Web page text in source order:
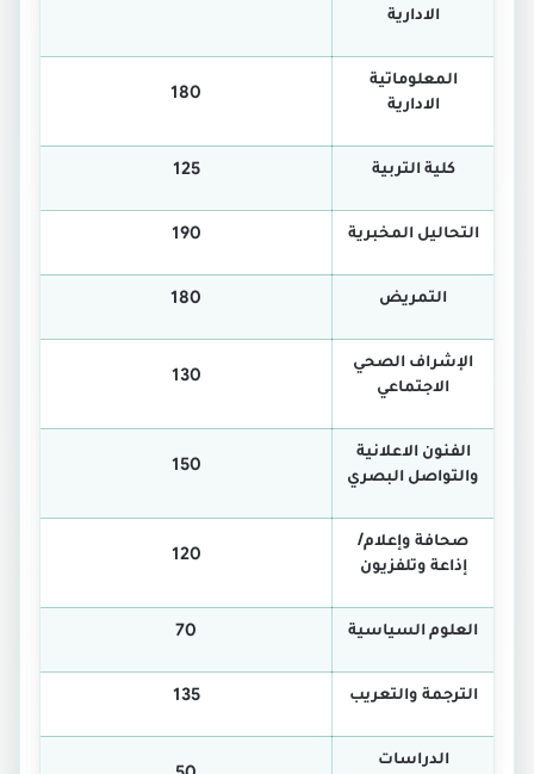
الادارية
المعلوماتية
الادارية
180
كلية التربية 125
التحاليل المخبرية 190
التمريض 180
الإشراف الصحي
الاجتماعي
130
الفنون الاعلانية
والتواصل البصري
150
صحافة وإعلام/
إذاعة وتلفزيون
120
العلوم السياسية 70
الترجمة والتعريب 135
الدراسات